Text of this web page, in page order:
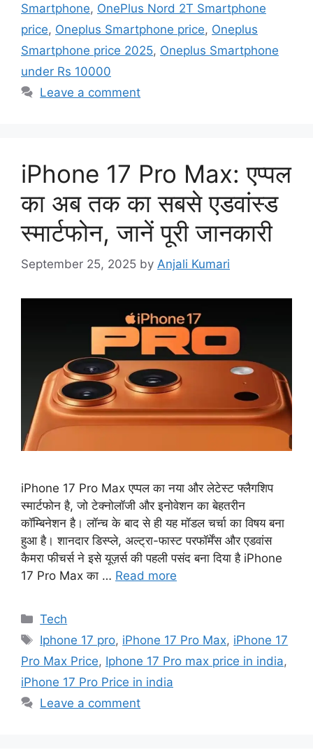
Smartphone, OnePlus Nord 2T Smartphone
price, Oneplus Smartphone price, Oneplus
Smartphone price 2025, Oneplus Smartphone
under Rs 10000
Leave a comment
iPhone 17 Pro Max: एप्पल
का अब तक का सबसे एडवांस्ड
स्मार्टफोन, जानें पूरी जानकारी
September 25, 2025 by Anjali Kumari
iPhone 17 Pro Max एप्पल का नया और लेटेस्ट फ्लैगशिप
स्मार्टफोन है, जो टेक्नोलॉजी और इनोवेशन का बेहतरीन
कॉम्बिनेशन है। लॉन्च के बाद से ही यह मॉडल चर्चा का विषय बना
हुआ है। शानदार डिस्प्ले, अल्ट्रा-फास्ट परफॉर्मेंस और एडवांस
कैमरा फीचर्स ने इसे यूज़र्स की पहली पसंद बना दिया है iPhone
17 Pro Max का … Read more
Categories
Tech
Tags
Iphone 17 pro, iPhone 17 Pro Max, iPhone 17
Pro Max Price, Iphone 17 Pro max price in india,
iPhone 17 Pro Price in india
Leave a comment